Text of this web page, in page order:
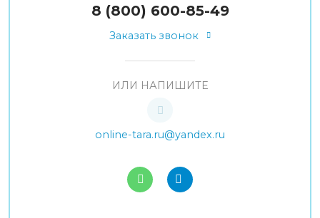
8 (800) 600-85-49
Заказать звонок
ИЛИ НАПИШИТЕ
online-tara.ru@yandex.ru